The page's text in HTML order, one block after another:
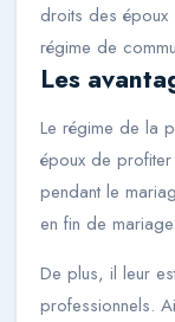
droits des époux
régime de
Les
Le régime de la
époux de
pendant le
en fin de mariage.
De plus, il leur
professionnels.